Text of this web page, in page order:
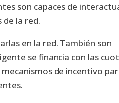
son capaces de
de la red.
en la red. También son
se financia con las
de incentivo